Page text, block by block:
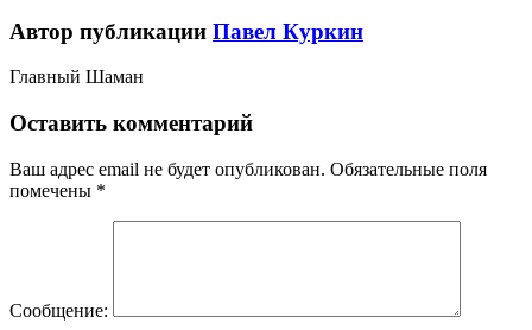
Автор публикации Павел Куркин
Главный Шаман
Оставить комментарий
Ваш адрес email не будет опубликован. Обязательные поля
помечены *
Сообщение: